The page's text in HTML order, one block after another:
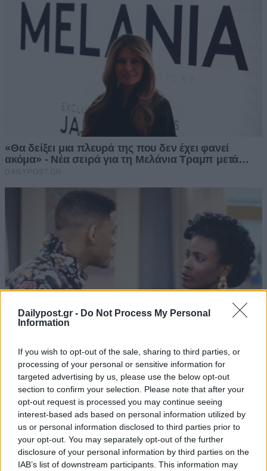
Dailypost.gr - Do Not Process My Personal
Information
If you wish to opt-out of the sale, sharing to third parties, or
processing of your personal or sensitive information for
targeted advertising by us, please use the below opt-out
section to confirm your selection. Please note that after your
opt-out request is processed you may continue seeing
interest-based ads based on personal information utilized by
us or personal information disclosed to third parties prior to
your opt-out. You may separately opt-out of the further
disclosure of your personal information by third parties on the
IAB’s list of downstream participants. This information may